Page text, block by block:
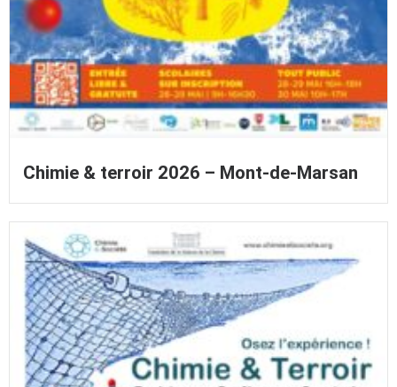
Chimie & terroir 2026 – Mont-de-Marsan